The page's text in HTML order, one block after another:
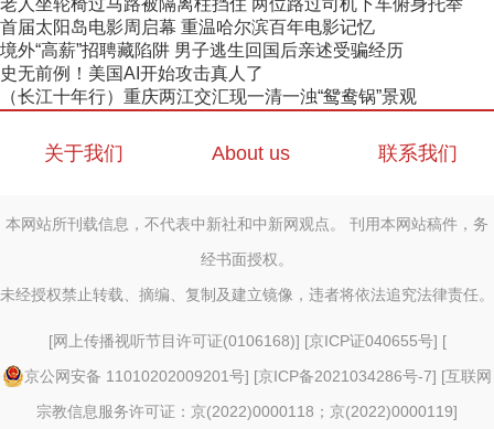
老人坐轮椅过马路被隔离柱挡住 两位路过司机下车俯身托举
首届太阳岛电影周启幕 重温哈尔滨百年电影记忆
境外“高薪”招聘藏陷阱 男子逃生回国后亲述受骗经历
史无前例！美国AI开始攻击真人了
（长江十年行）重庆两江交汇现一清一浊“鸳鸯锅”景观
关于我们 About us 联系我们
本网站所刊载信息，不代表中新社和中新网观点。 刊用本网站稿件，务
经书面授权。
未经授权禁止转载、摘编、复制及建立镜像，违者将依法追究法律责任。
[网上传播视听节目许可证(0106168)] [京ICP证040655号] [
京公网安备 11010202009201号] [京ICP备2021034286号-7] [互联网
宗教信息服务许可证：京(2022)0000118；京(2022)0000119]